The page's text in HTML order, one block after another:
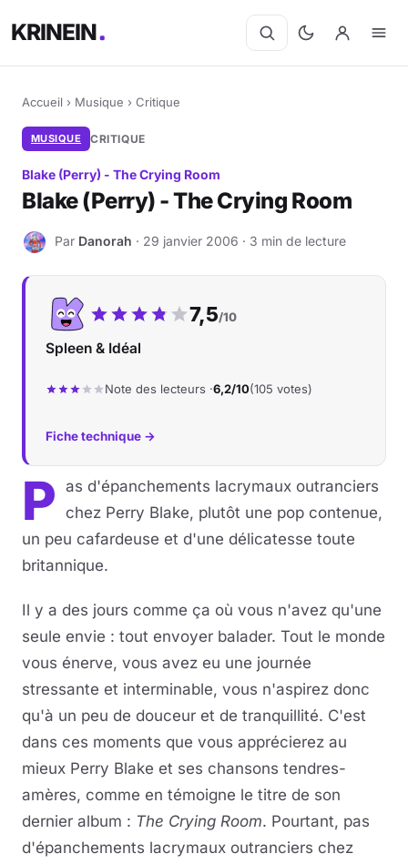
KRINEIN
Accueil › Musique › Critique
MUSIQUE CRITIQUE
Blake (Perry) - The Crying Room
Blake (Perry) - The Crying Room
D Par Danorah · 29 janvier 2006 · 3 min de lecture
Notre note :
7,5/10
Spleen & Idéal
Note des lecteurs ·6,2/10(105 votes)
Fiche technique →
P as d'épanchements lacrymaux outranciers
chez Perry Blake, plutôt une pop contenue,
un peu cafardeuse et d'une délicatesse toute
britannique.
Il y a des jours comme ça où vous n'avez qu'une
seule envie : tout envoyer balader. Tout le monde
vous énerve, vous avez eu une journée
stressante et interminable, vous n'aspirez donc
qu'à un peu de douceur et de tranquillité. C'est
dans ces moments que vous apprécierez au
mieux Perry Blake et ses chansons tendres-
amères, comme en témoigne le titre de son
dernier album : The Crying Room. Pourtant, pas
d'épanchements lacrymaux outranciers chez